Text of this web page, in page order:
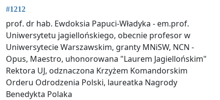
#1212
prof. dr hab. Ewdoksia Papuci-Władyka - em.prof.
Uniwersytetu jagiellońskiego, obecnie profesor w
Uniwersytecie Warszawskim, granty MNiSW, NCN -
Opus, Maestro, uhonorowana "Laurem Jagiellońskim"
Rektora UJ, odznaczona Krzyżem Komandorskim
Orderu Odrodzenia Polski, laureatka Nagrody
Benedykta Polaka